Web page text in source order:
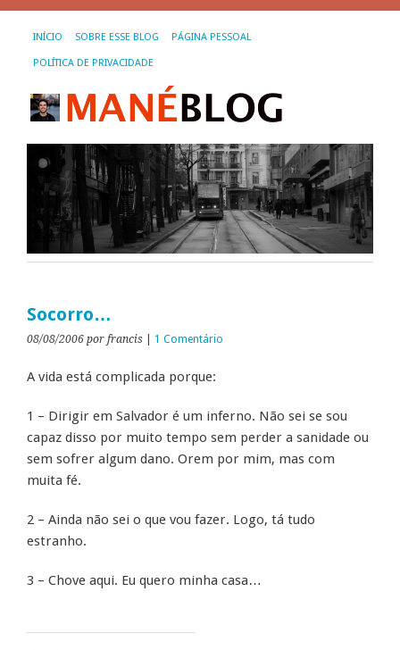
INÍCIO SOBRE ESSE BLOG PÁGINA PESSOAL
POLÍTICA DE PRIVACIDADE
Socorro…
08/08/2006 por francis 1 Comentário
A vida está complicada porque:
1 – Dirigir em Salvador é um inferno. Não sei se sou
capaz disso por muito tempo sem perder a sanidade ou
sem sofrer algum dano. Orem por mim, mas com
muita fé.
2 – Ainda não sei o que vou fazer. Logo, tá tudo
estranho.
3 – Chove aqui. Eu quero minha casa…